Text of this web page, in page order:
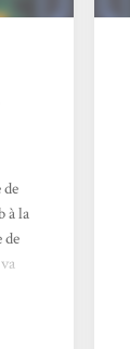
à la
de